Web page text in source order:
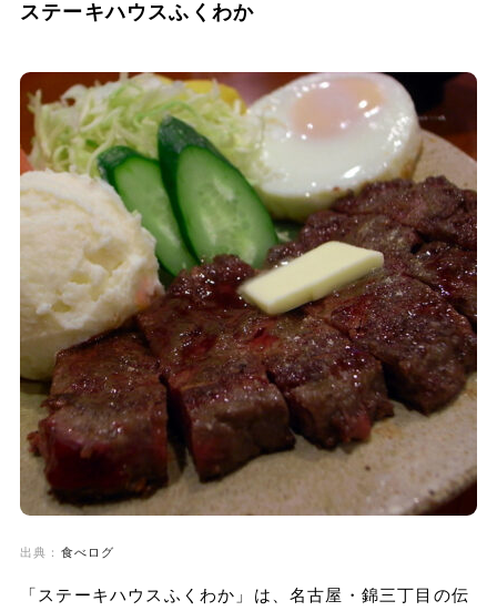
ステーキハウスふくわか
出典： 食べログ
「ステーキハウスふくわか」は、名古屋・錦三丁目の伝